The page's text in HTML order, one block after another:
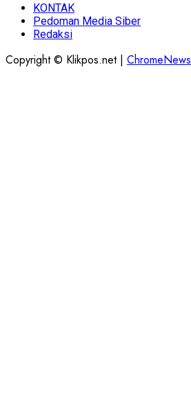
KONTAK
Pedoman Media Siber
Redaksi
Copyright © Klikpos.net | ChromeNews